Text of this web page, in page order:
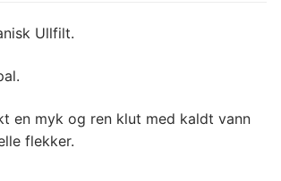
Ullfilt.
en myk og ren klut med kaldt vann
flekker.